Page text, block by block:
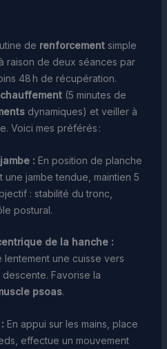
de renforcementsimple
raison de deux séances par
48 h de récupération.
(5 minutes de
dynamiques) et veiller à
Voici mes préférés :
: En position de planche
une jambe tendue, maintien 5
: stabilité du tronc,
postural.
de la hanche :
une cuisse vers
Favorise la
psoas.
En appui sur les mains, place
effectue un mouvement